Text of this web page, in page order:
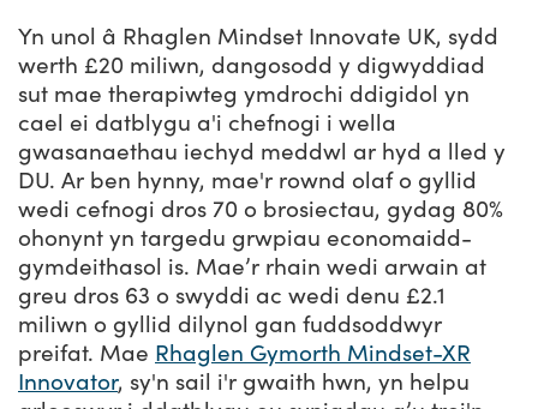
Yn unol â Rhaglen Mindset Innovate UK, sydd
werth £20 miliwn, dangosodd y digwyddiad
sut mae therapiwteg ymdrochi ddigidol yn
cael ei datblygu a'i chefnogi i wella
gwasanaethau iechyd meddwl ar hyd a lled y
DU. Ar ben hynny, mae'r rownd olaf o gyllid
wedi cefnogi dros 70 o brosiectau, gydag 80%
ohonynt yn targedu grwpiau economaidd-
gymdeithasol is. Mae’r rhain wedi arwain at
greu dros 63 o swyddi ac wedi denu £2.1
miliwn o gyllid dilynol gan fuddsoddwyr
preifat. Mae Rhaglen Gymorth Mindset-XR
Innovator, sy'n sail i'r gwaith hwn, yn helpu